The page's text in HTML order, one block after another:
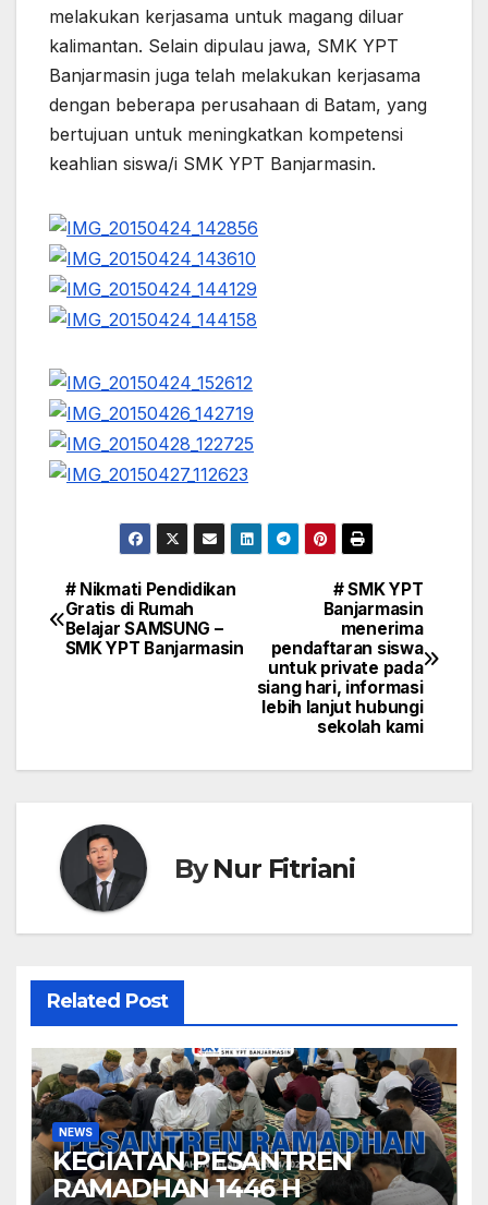
melakukan kerjasama untuk magang diluar
kalimantan. Selain dipulau jawa, SMK YPT
Banjarmasin juga telah melakukan kerjasama
dengan beberapa perusahaan di Batam, yang
bertujuan untuk meningkatkan kompetensi
keahlian siswa/i SMK YPT Banjarmasin.
Navigasi
pos
# SMK YPT
Banjarmasin
menerima
pendaftaran siswa
untuk private pada
siang hari, informasi
lebih lanjut hubungi
sekolah kami
# Nikmati Pendidikan
Gratis di Rumah
Belajar SAMSUNG –
SMK YPT Banjarmasin
ByNur Fitriani
Related Post
NEWS
KEGIATAN PESANTREN
RAMADHAN 1446 H